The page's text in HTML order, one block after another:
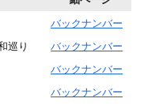
バックナンバー
巡り
バックナンバー
バックナンバー
バックナンバー